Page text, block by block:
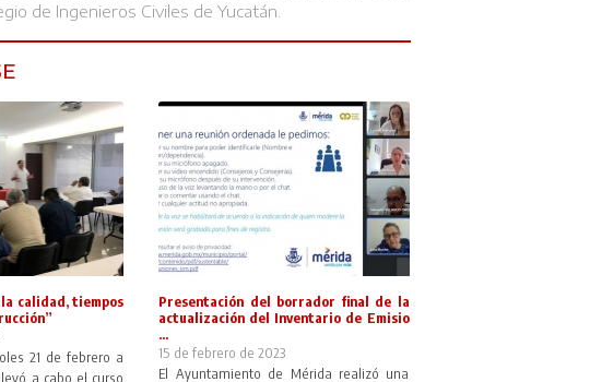
de Ingenieros Civiles de Yucatán.
la calidad, tiempos
21 de febrero a
a cabo el curso
Presentación del borrador final de la
actualización del Inventario de Emisio
...
15 de febrero de 2023
El Ayuntamiento de Mérida realizó una